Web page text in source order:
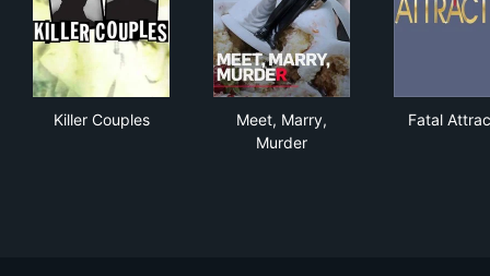
Killer Couples
Meet, Marry,
Murder
Fatal